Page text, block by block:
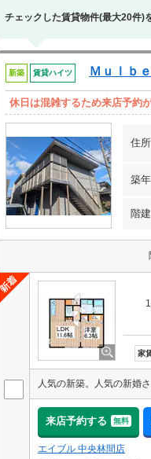
チェックした賃貸物件(最大20件)
新築 賃貸ハイツ Ｍｕｌｂ
休日は混雑するため来店予約
住所
築年
階建
家
来店予約する 無料
エイブル 中央林間店